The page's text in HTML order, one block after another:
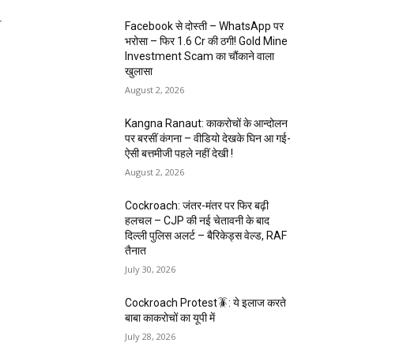
Facebook से दोस्ती – WhatsApp पर
भरोसा – फिर 1.6 Cr की ठगी! Gold Mine
Investment Scam का चौंकाने वाला
खुलासा
August 2, 2026
Kangna Ranaut: काकरोचों के आन्दोलन
पर बरसीं कंगना – वीडियो देखके घिन आ गई-
ऐसी बत्तमीजी पहले नहीं देखी !
August 2, 2026
Cockroach: जंतर-मंतर पर फिर बढ़ी
हलचल – CJP की नई चेतावनी के बाद
दिल्ली पुलिस अलर्ट – बैरिकेड्स वेल्ड, RAF
तैनात
July 30, 2026
Cockroach Protest🪳: ये इलाज करते
बाबा काकरोचों का यूपी में
July 28, 2026